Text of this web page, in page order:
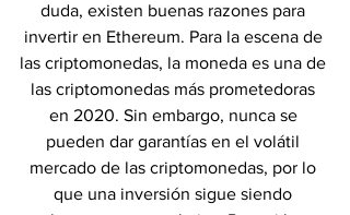
duda, existen buenas razones para
invertir en Ethereum. Para la escena de
las criptomonedas, la moneda es una de
las criptomonedas más prometedoras
en 2020. Sin embargo, nunca se
pueden dar garantías en el volátil
mercado de las criptomonedas, por lo
que una inversión sigue siendo